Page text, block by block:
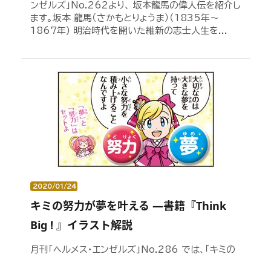
ンゼルズ」No.262より、 坂本龍馬の偉人伝を紹介し
ます。坂本 龍馬（さかもとりょうま）（1835年～
1867年) 明治時代を開いた維新の志士人生を...
2020/01/24
キミの努力が夢を叶える ―書籍『Think
Big ! 』イラスト解説
月刊「ヘルメス・エンゼルズ」No.286 では、「キミの